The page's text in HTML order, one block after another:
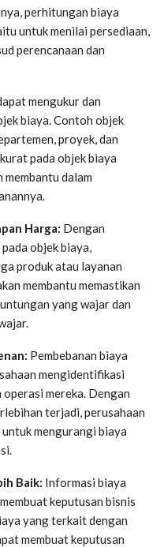
perhitungan biaya
untuk menilai persediaan,
perencanaan dan
mengukur dan
biaya. Contoh objek
proyek, dan
pada objek biaya
dalam
Harga: Dengan
objek biaya,
produk atau layanan
membantu memastikan
yang wajar dan
Pembebanan biaya
mengidentifikasi
mereka. Dengan
terjadi, perusahaan
mengurangi biaya
Baik: Informasi biaya
keputusan bisnis
yang terkait dengan
membuat keputusan